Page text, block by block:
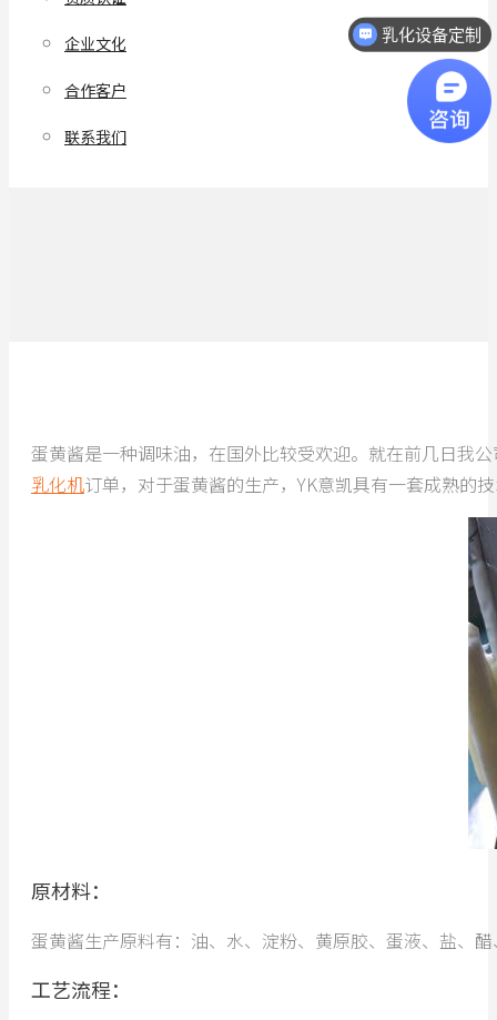
企业文化
合作客户
联系我们
蛋黄酱是一种调味油，在国外比较受欢迎。就在前几日我
乳化机订单，对于蛋黄酱的生产，YK意凯具有一套成熟的
原材料：
蛋黄酱生产原料有：油、水、淀粉、黄原胶、蛋液、盐、
工艺流程：
乳化设备定制